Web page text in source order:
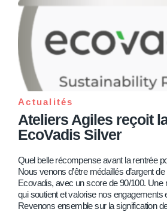
Actualités
Ateliers Agiles reçoit
EcoVadis Silver
Quel belle récompense avant la rentrée
Nous venons d’être médaillés d’argent
Ecovadis, avec un score de 90/100. Une
qui soutient et valorise nos engagements
Revenons ensemble sur la signification